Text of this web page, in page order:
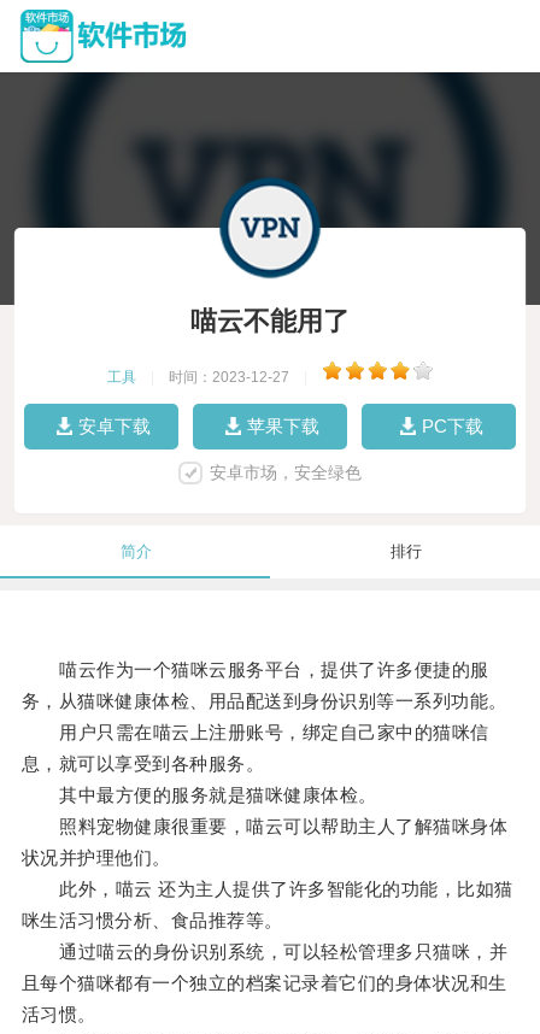
喵云不能用了
工具 时间：2023-12-27
安卓下载 苹果下载 PC下载
安卓市场，安全绿色
简介 排行
喵云作为一个猫咪云服务平台，提供了许多便捷的服
务，从猫咪健康体检、用品配送到身份识别等一系列功能。
用户只需在喵云上注册账号，绑定自己家中的猫咪信
息，就可以享受到各种服务。
其中最方便的服务就是猫咪健康体检。
照料宠物健康很重要，喵云可以帮助主人了解猫咪身体
状况并护理他们。
此外，喵云 还为主人提供了许多智能化的功能，比如猫
咪生活习惯分析、食品推荐等。
通过喵云的身份识别系统，可以轻松管理多只猫咪，并
且每个猫咪都有一个独立的档案记录着它们的身体状况和生
活习惯。